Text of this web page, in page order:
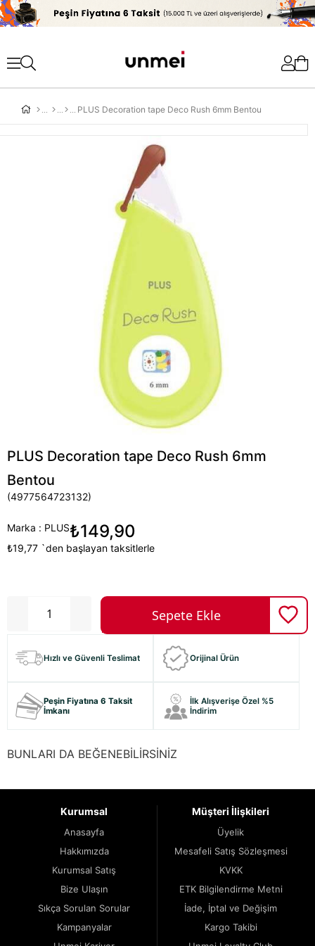
'
PLUS Decoration tape Deco Rush 6mm Bentou
PLUS Decoration tape Deco Rush 6mm
Bentou
(4977564723132)
Marka : PLUS₺149,90
₺19,77 `den başlayan taksitlerle
Hızlı ve Güvenli Teslimat Orijinal Ürün
Peşin Fiyatına 6 Taksit
İmkanı
İlk Alışverişe Özel %5
İndirim
BUNLARI DA BEĞENEBİLİRSİNİZ
Kurumsal
Anasayfa
Hakkımızda
Kurumsal Satış
Bize Ulaşın
Sıkça Sorulan Sorular
Kampanyalar
Müşteri İlişkileri
Üyelik
Mesafeli Satış Sözleşmesi
KVKK
ETK Bilgilendirme Metni
İade, İptal ve Değişim
Kargo Takibi